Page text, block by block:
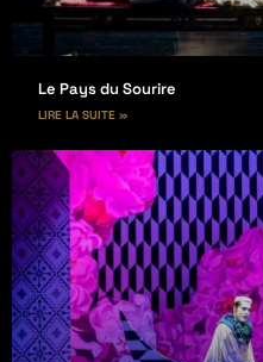
Le Pays du Sourire
LIRE LA SUITE »